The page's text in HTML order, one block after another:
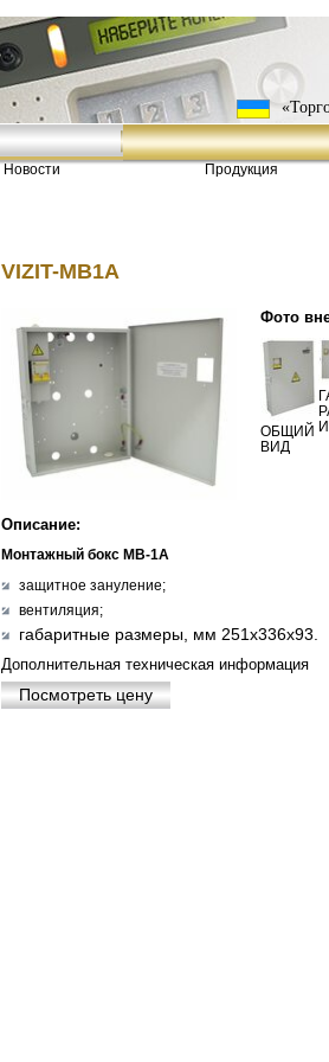
Новости Продукция
VIZIT-MB1A
Фото
ОБЩИЙ
ВИД
Описание:
Монтажный бокс MB-1A
защитное зануление;
вентиляция;
габаритные размеры, мм 251х336х93.
Дополнительная техническая информация
Посмотреть цену